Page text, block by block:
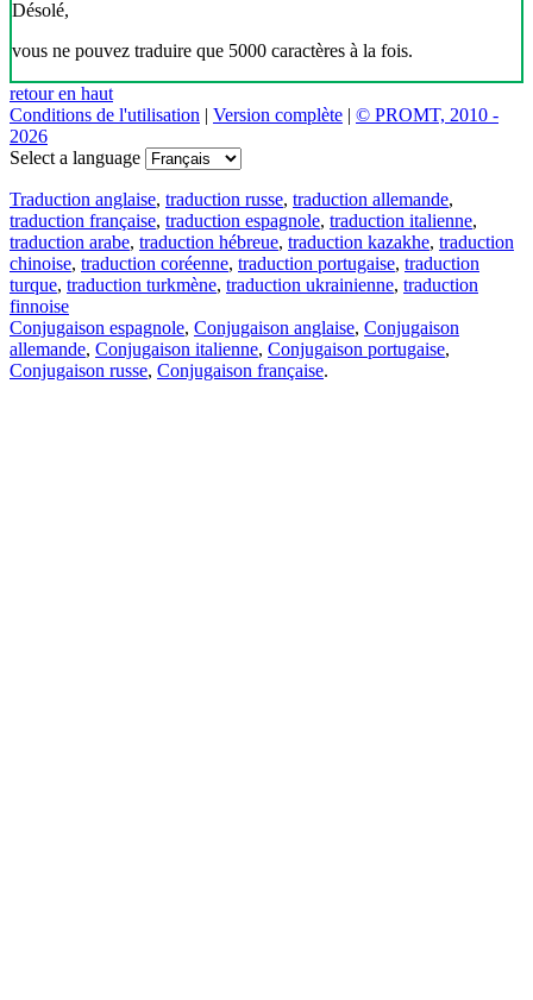
Désolé,
vous ne pouvez traduire que 5000 caractères à la fois.
retour en haut
Conditions de l'utilisation | Version complète | © PROMT, 2010 -
2026
Select a language
Traduction anglaise, traduction russe, traduction allemande,
traduction française, traduction espagnole, traduction italienne,
traduction arabe, traduction hébreue, traduction kazakhe, traduction
chinoise, traduction coréenne, traduction portugaise, traduction
turque, traduction turkmène, traduction ukrainienne, traduction
finnoise
Conjugaison espagnole, Conjugaison anglaise, Conjugaison
allemande, Conjugaison italienne, Conjugaison portugaise,
Conjugaison russe, Conjugaison française.